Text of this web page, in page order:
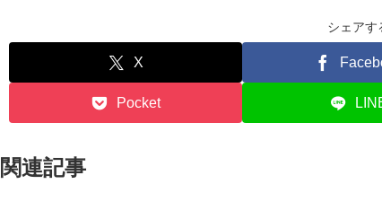
シェアす
X
Pocket
関連記事